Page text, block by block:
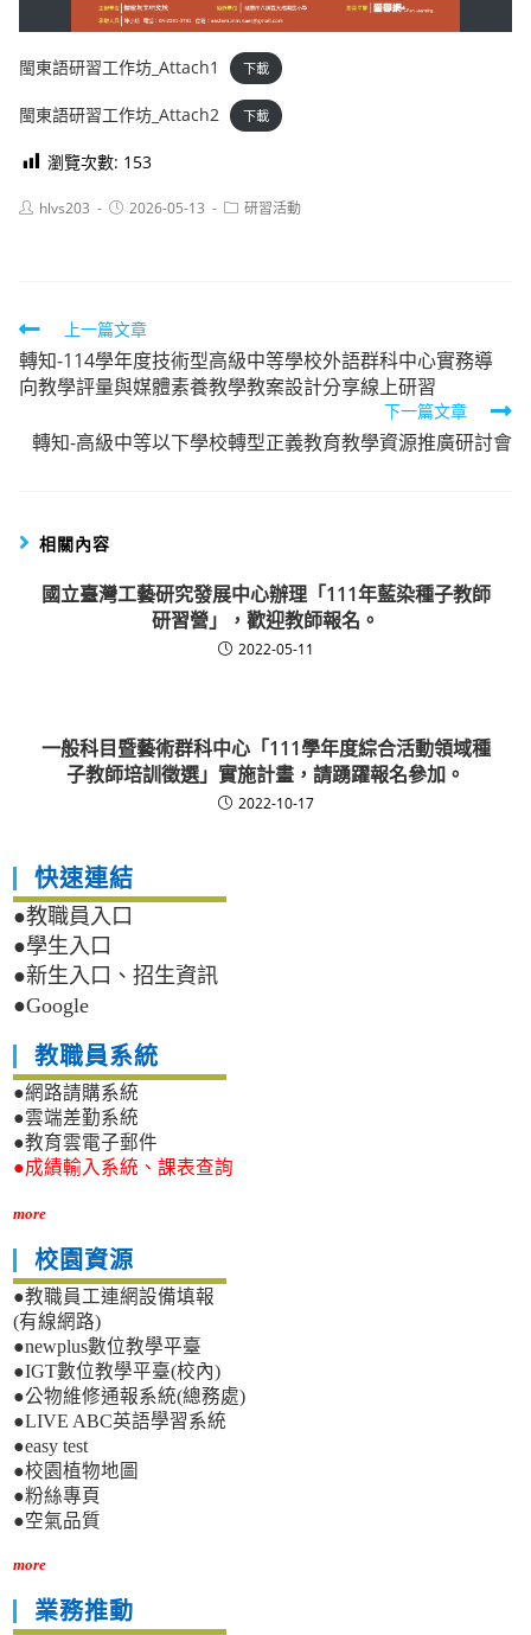
閩東語研習工作坊_Attach1 下載
閩東語研習工作坊_Attach2 下載
瀏覽次數: 153
Posthlvs203
Post2026-05-13
Post研習活動
Read
more
articles
上一篇文章
轉知-114學年度技術型高級中等學校外語群科中心實務導
向教學評量與媒體素養教學教案設計分享線上研習
下一篇文章
轉知-高級中等以下學校轉型正義教育教學資源推廣研討會
相關內容
國立臺灣工藝研究發展中心辦理「111年藍染種子教師
研習營」，歡迎教師報名。
2022-05-11
一般科目暨藝術群科中心「111學年度綜合活動領域種
子教師培訓徵選」實施計畫，請踴躍報名參加。
2022-10-17
快速連結
●教職員入口
●學生入口
●新生入口、招生資訊
●Google
教職員系統
●網路請購系統
●雲端差勤系統
●教育雲電子郵件
●成績輸入系統、課表查詢
more
校園資源
●教職員工連網設備填報
(有線網路)
●newplus數位教學平臺
●IGT數位教學平臺(校內)
●公物維修通報系統(總務處)
●LIVE ABC英語學習系統
●easy test
●校園植物地圖
●粉絲專頁
●空氣品質
more
業務推動